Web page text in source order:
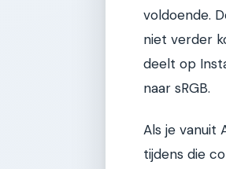
voldoende.
niet verder
deelt op
naar sRGB.
Als je vanuit
tijdens die